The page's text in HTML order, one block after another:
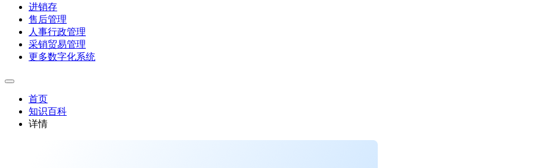
进销存
售后管理
人事行政管理
采销贸易管理
更多数字化系统
首页
知识百科
详情